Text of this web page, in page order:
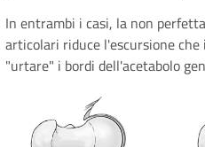
In entrambi i casi, la non
articolari riduce l'escursione
"urtare" i bordi dell'acetabolo